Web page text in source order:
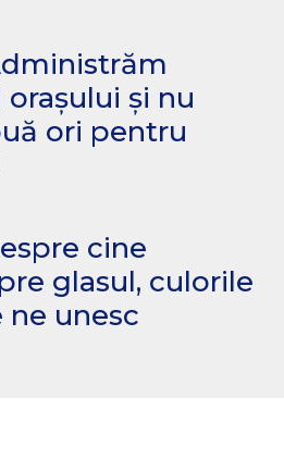
și nu
ori pentru
cine
glasul, culorile
ne unesc